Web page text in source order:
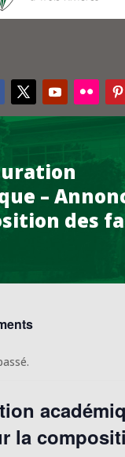
–
des
la